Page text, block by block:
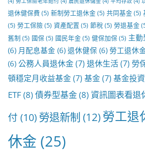
退休健保費 (5) 新制勞工退休金(5) 共同基金(5)
(5) 勞工保險 (5) 資產配置 (5) 節稅 (5) 勞退基金
舊制 (5) 國保(5) 國民年金(5) 健保加保(5) 主動
(6) 月配息基金 (6) 退休健保 (6) 勞工退休
(6) 公務人員退休金(7) 退休生活(7) 勞
頓穩定月收益基金(7) 基金(7) 基金投資
ETF(8)債券型基金(8)資訊圖表看退
付 (10) 勞退新制 (12)勞工退
休金 (25)